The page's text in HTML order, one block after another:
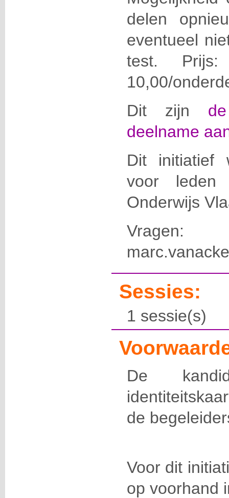
delen
eventueel
test.
10,00/
Dit zijn
deelname
Dit initiatief
voor leden
Onderwijs
Vragen:
Sessies:
1 sessie(s)
De
de
Voor dit
op voorhand